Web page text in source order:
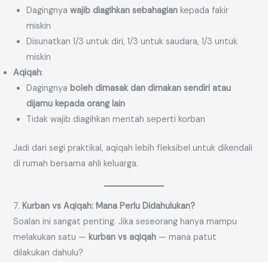
Dagingnyawajib diagihkan sebahagian kepada fakir
miskin
Disunatkan 1/3 untuk diri, 1/3 untuk saudara, 1/3 untuk
miskin
Aqiqah:
Dagingnyaboleh dimasak dan dimakan sendiri atau
dijamu kepada orang lain
Tidak wajib diagihkan mentah seperti korban
Jadi dari segi praktikal, aqiqah lebih fleksibel untuk dikendali
di rumah bersama ahli keluarga.
7.Kurban vs Aqiqah: Mana Perlu Didahulukan?
Soalan ini sangat penting. Jika seseorang hanya mampu
melakukan satu —kurban vs aqiqah — mana patut
dilakukan dahulu?